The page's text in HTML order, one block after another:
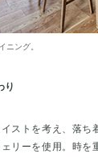
ニング。
り
ストを考え、落ち
リーを使用。時を